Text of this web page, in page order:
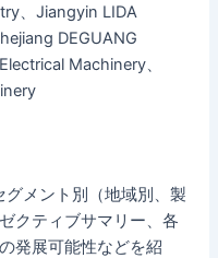
、Jiangyin LIDA
DEGUANG
Machinery、
メント別（地域別、製
クティブサマリー、各
発展可能性などを紹